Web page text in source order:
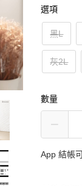
選項
黑L
灰2L
數量
App 結帳